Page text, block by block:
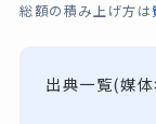
総額の積み上げ方は
出典一覧(媒